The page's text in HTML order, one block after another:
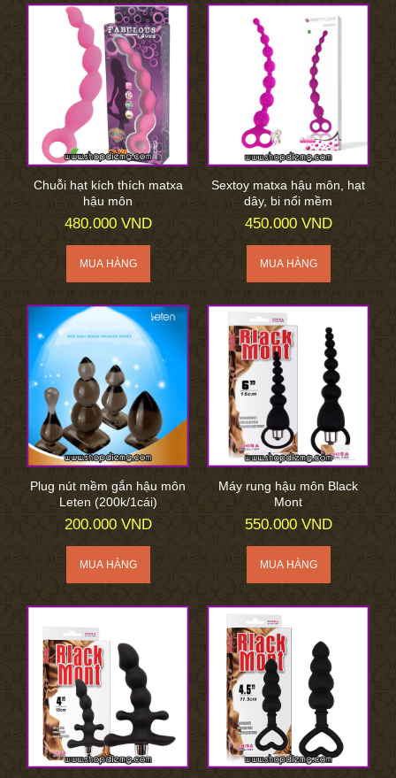
Chuỗi hạt kích thích matxa
hậu môn
480.000 VND
Sextoy matxa hậu môn, hạt
dây, bi nổi mềm
450.000 VND
Plug nút mềm gắn hậu môn
Leten (200k/1cái)
200.000 VND
Máy rung hậu môn Black
Mont
550.000 VND